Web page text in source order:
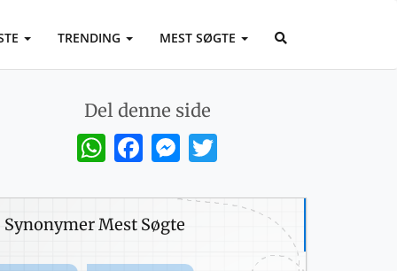
TRENDING MEST SØGTE
Del denne side
WhatsAppFacebookMessenger
Synonymer Mest Søgte